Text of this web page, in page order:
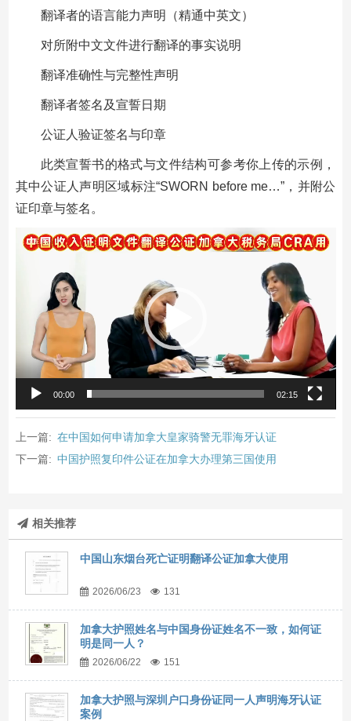
翻译者的语言能力声明（精通中英文）
对所附中文文件进行翻译的事实说明
翻译准确性与完整性声明
翻译者签名及宣誓日期
公证人验证签名与印章
此类宣誓书的格式与文件结构可参考你上传的示例，
其中公证人声明区域标注“SWORN before me…”，并附公
证印章与签名。
视
00:00 02:15
上一篇: 在中国如何申请加拿大皇家骑警无罪海牙认证
下一篇: 中国护照复印件公证在加拿大办理第三国使用
相关推荐
中国山东烟台死亡证明翻译公证加拿大使用
2026/06/23 131
加拿大护照姓名与中国身份证姓名不一致，如何证
明是同一人？
2026/06/22 151
加拿大护照与深圳户口身份证同一人声明海牙认证
案例